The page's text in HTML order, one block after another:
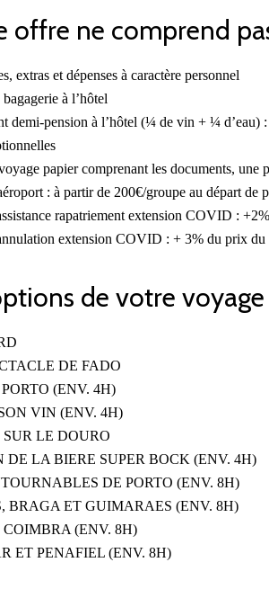
offre ne comprend
extras et dépenses à caractère personnel
à l’hôtel
demi-pension à l’hôtel (¼ de vin + ¼ d’eau) :
papier comprenant les documents, une
: à partir de 200€/groupe au départ
rapatriement extension COVID :
extension COVID : + 3% du prix du
de votre
DE FADO
(ENV. 4H)
VIN (ENV. 4H)
SUR LE DOURO
DE LA BIERE SUPER BOCK (ENV. 4H)
DE PORTO (ENV. 8H)
BRAGA ET GUIMARAES (ENV. 8H)
COIMBRA (ENV. 8H)
ET PENAFIEL (ENV. 8H)